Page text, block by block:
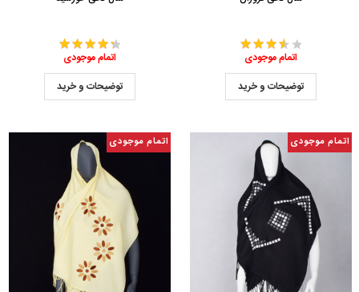
اتمام موجودی
توضیحات و خرید
اتمام موجودی
توضیحات و خرید
اتمام موجودی اتمام موجودی